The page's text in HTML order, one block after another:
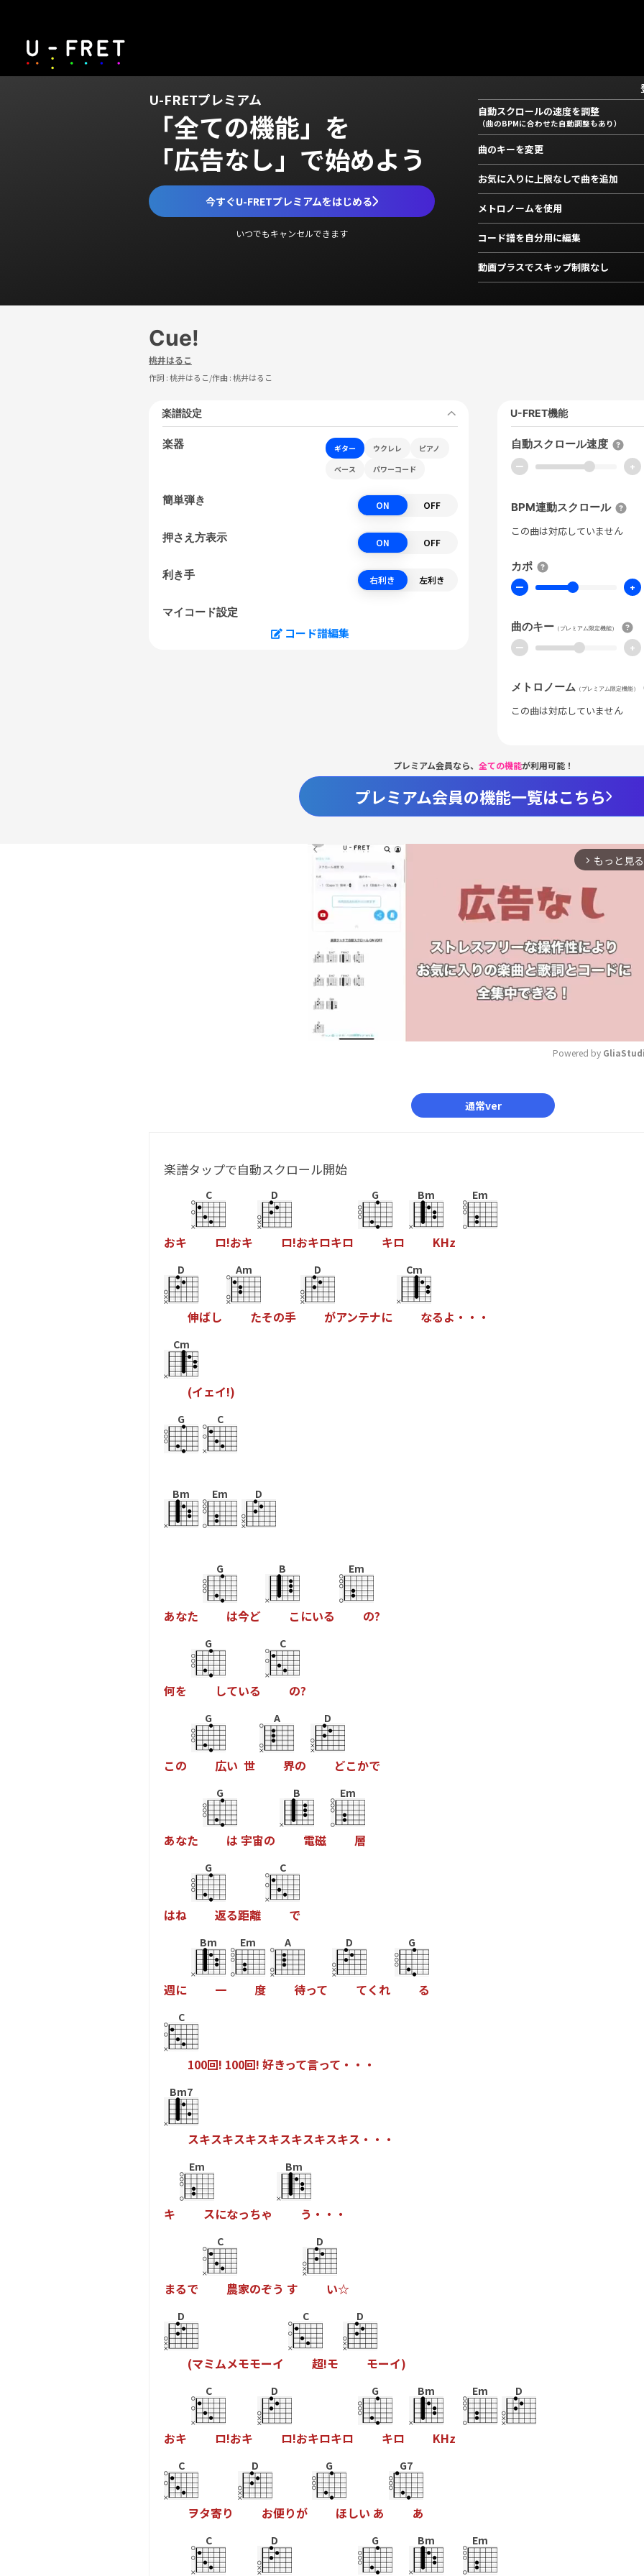
U-FRETプレミアム
「全ての機能」を
「広告なし」で始めよう
今すぐU-FRETプレミアムをはじめる
いつでもキャンセルできます
自動スクロールの速度を調整
（曲のBPMに合わせた自動調整もあり）
曲のキーを変更
お気に入りに上限なしで曲を追加
メトロノームを使用
コード譜を自分用に編集
動画プラスでスキップ制限なし
Cue!
桃井はるこ
作詞 :桃井はるこ/作曲 :桃井はるこ
楽譜設定
楽器 ギター ウクレレ
ピアノ
ベース
パワーコード
簡単弾き ON OFF
押さえ方表示 ON OFF
利き手 右利き 左利き
マイコード設定
コード譜編集
U-FRET機能
自動スクロール速度
ー +
BPM連動スクロール
この曲は対応していません
カポ
ー +
曲のキー （プレミアム限定機能）
ー +
メトロノーム （プレミアム限定機能）
この曲は対応していません
プレミアム会員なら、 全ての機能が利用可能！
プレミアム会員の機能一覧はこちら
arrow_forward_ios もっと見る
Powered by
通常ver
楽譜タップで自動スクロール開始
おキ
C
ロ!おキ
D
ロ!おキロキロ
G
キロ
Bm
KHz
Em
D
伸ばし
Am
たその手
D
がアンテナに
Cm
なるよ ・ ・ ・
Cm
(イェイ!)
G C
Bm Em D
あなた
G
は今ど
B
こ にいる
Em
の?
何を
G
している
C
の?
この
G
広い 世
A
界の
D
どこかで
あなた
G
は 宇宙の
B
電磁
Em
層
はね
G
返る距離
C
で
週に
Bm
一
Em
度
A
待って
D
てく れ
G
る
C
100回! 100回! 好きって言って ・ ・ ・
Bm7
スキスキスキスキスキスキスキス ・ ・ ・
キ
Em
スになっちゃ
Bm
う ・ ・ ・
まるで
C
農家のぞう す
D
い☆
D
(マミムメモモーイ
C
超!モ
D
モーイ)
おキ
C
ロ!おキ
D
ロ!おキロキロ
G
キロ
Bm
KHz
Em D
C
ヲタ寄り
D
お便りが
G
ほしい あ
G7
あ
C D G Bm Em